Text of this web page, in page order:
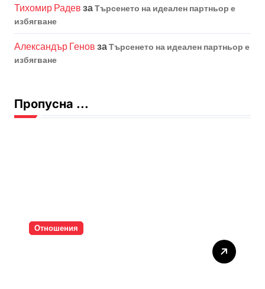
Тихомир Радев заТърсенето на идеален партньор е
избягване
Александър Генов заТърсенето на идеален партньор е
избягване
Пропусна ...
Отношения